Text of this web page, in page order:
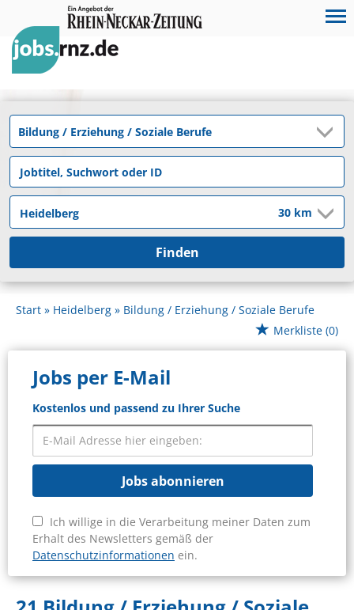
Finden
Start Heidelberg
Bildung / Erziehung / Soziale Berufe
Merkliste (0)
Jobs per E-Mail
Kostenlos und passend zu Ihrer Suche
Jobs abonnieren
Ich willige in die Verarbeitung meiner Daten zum
Erhalt des Newsletters gemäß der
Datenschutzinformationen ein.